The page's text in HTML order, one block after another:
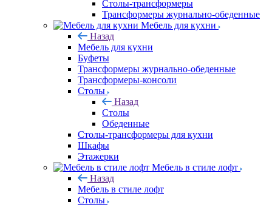
Столы-трансформеры
Трансформеры журнально-обеденные
Мебель для кухни
Назад
Мебель для кухни
Буфеты
Трансформеры журнально-обеденные
Трансформеры-консоли
Столы
Назад
Столы
Обеденные
Столы-трансформеры для кухни
Шкафы
Этажерки
Мебель в стиле лофт
Назад
Мебель в стиле лофт
Столы